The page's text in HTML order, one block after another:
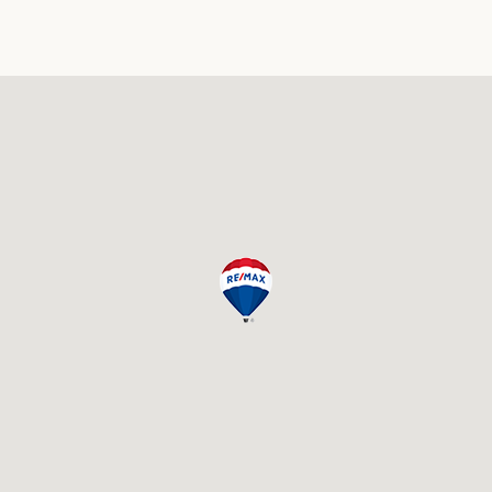
Geniet van het goede leven op dit prachtige resort
met één van de mooiste stranden van de